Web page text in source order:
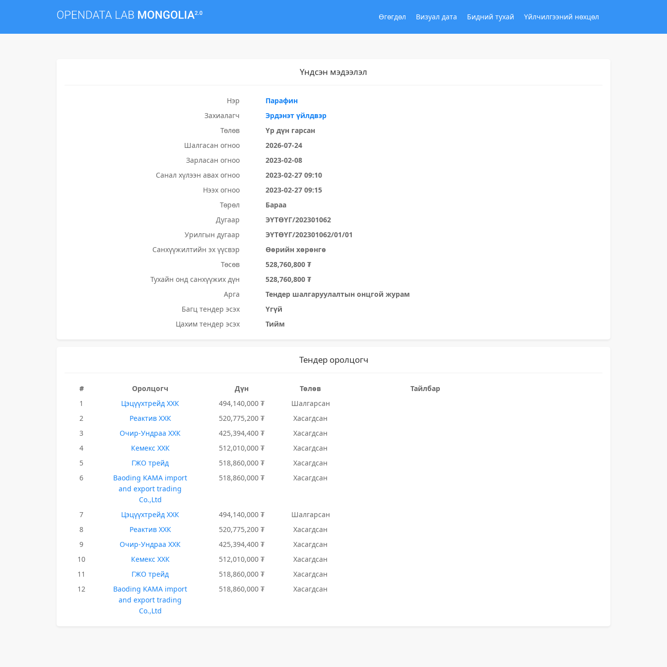
Өгөгдөл Визуал дата Бидний тухай Үйлчилгээний нөхцөл
Үндсэн мэдээлэл
Нэр
Парафин
Захиалагч
Эрдэнэт үйлдвэр
Төлөв
Үр дүн гарсан
Шалгасан огноо
2026-07-24
Зарласан огноо
2023-02-08
Санал хүлээн авах огноо
2023-02-27 09:10
Нээх огноо
2023-02-27 09:15
Төрөл
Бараа
Дугаар
ЭҮТӨҮГ/202301062
Урилгын дугаар
ЭҮТӨҮГ/202301062/01/01
Санхүүжилтийн эх үүсвэр
Өөрийн хөрөнгө
Төсөв
528,760,800 ₮
Тухайн онд санхүүжих дүн
528,760,800 ₮
Арга
Тендер шалгаруулалтын онцгой журам
Багц тендер эсэх
Үгүй
Цахим тендер эсэх
Тийм
Тендер оролцогч
# Оролцогч Дүн Төлөв
Тайлбар
1
Цэцүүхтрейд ХХК 494,140,000 ₮
Шалгарсан
2
Реактив ХХК 520,775,200 ₮
Хасагдсан
3
Очир-Ундраа ХХК 425,394,400 ₮
Хасагдсан
4
Кемекс ХХК 512,010,000 ₮
Хасагдсан
5
ГЖО трейд 518,860,000 ₮
Хасагдсан
6
Baoding KAMA import
and export trading
Co.,Ltd
518,860,000 ₮ Хасагдсан
7 Цэцүүхтрейд ХХК 494,140,000 ₮
Шалгарсан
8
Реактив ХХК 520,775,200 ₮
Хасагдсан
9
Очир-Ундраа ХХК 425,394,400 ₮
Хасагдсан
10
Кемекс ХХК 512,010,000 ₮
Хасагдсан
11
ГЖО трейд 518,860,000 ₮
Хасагдсан
12
Baoding KAMA import
and export trading
Co.,Ltd
518,860,000 ₮ Хасагдсан